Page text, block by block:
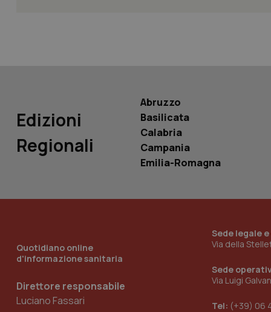
Edizioni
Regionali
Abruzzo
Basilicata
Calabria
Campania
Emilia-Romagna
Quotidiano online
d'informazione sanitaria
Direttore responsabile
Luciano Fassari
Sede legale
Via della
Sede
Via Luigi
Tel: (+39) 06
YSC